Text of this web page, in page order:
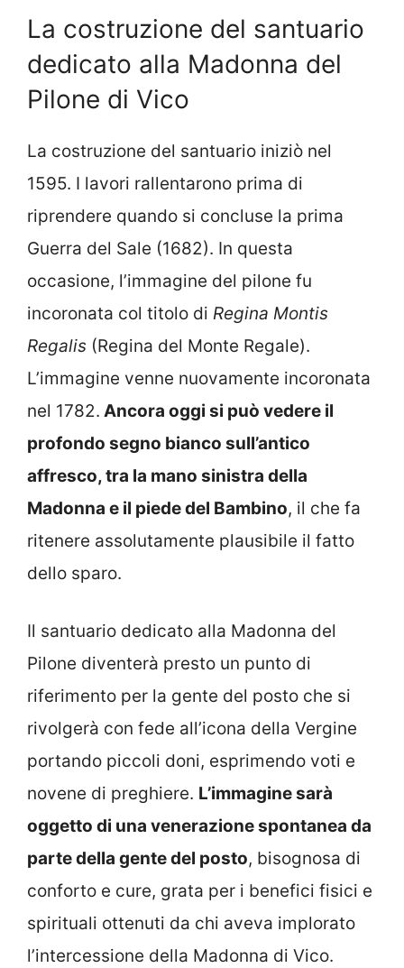
La costruzione del santuario
dedicato alla Madonna del
Pilone di Vico
La costruzione del santuario iniziò nel
1595. I lavori rallentarono prima di
riprendere quando si concluse la prima
Guerra del Sale (1682). In questa
occasione, l’immagine del pilone fu
incoronata col titolo di Regina Montis
Regalis (Regina del Monte Regale).
L’immagine venne nuovamente incoronata
nel 1782. Ancora oggi si può vedere il
profondo segno bianco sull’antico
affresco, tra la mano sinistra della
Madonna e il piede del Bambino, il che fa
ritenere assolutamente plausibile il fatto
dello sparo.
Il santuario dedicato alla Madonna del
Pilone diventerà presto un punto di
riferimento per la gente del posto che si
rivolgerà con fede all’icona della Vergine
portando piccoli doni, esprimendo voti e
novene di preghiere. L’immagine sarà
oggetto di una venerazione spontanea da
parte della gente del posto, bisognosa di
conforto e cure, grata per i benefici fisici e
spirituali ottenuti da chi aveva implorato
l’intercessione della Madonna di Vico.